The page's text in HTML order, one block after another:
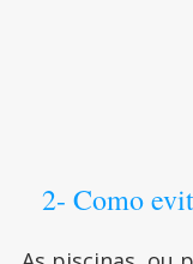
2- Como